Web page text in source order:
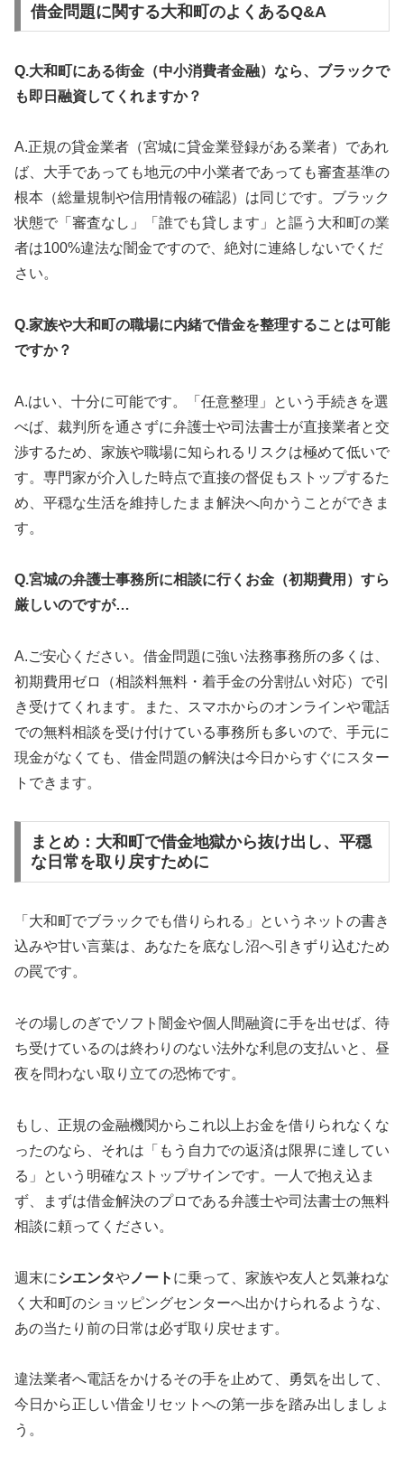
借金問題に関する大和町のよくあるQ&A
Q.大和町にある街金（中小消費者金融）なら、ブラックで
も即日融資してくれますか？
A.正規の貸金業者（宮城に貸金業登録がある業者）であれ
ば、大手であっても地元の中小業者であっても審査基準の
根本（総量規制や信用情報の確認）は同じです。ブラック
状態で「審査なし」「誰でも貸します」と謳う大和町の業
者は100%違法な闇金ですので、絶対に連絡しないでくだ
さい。
Q.家族や大和町の職場に内緒で借金を整理することは可能
ですか？
A.はい、十分に可能です。「任意整理」という手続きを選
べば、裁判所を通さずに弁護士や司法書士が直接業者と交
渉するため、家族や職場に知られるリスクは極めて低いで
す。専門家が介入した時点で直接の督促もストップするた
め、平穏な生活を維持したまま解決へ向かうことができま
す。
Q.宮城の弁護士事務所に相談に行くお金（初期費用）すら
厳しいのですが…
A.ご安心ください。借金問題に強い法務事務所の多くは、
初期費用ゼロ（相談料無料・着手金の分割払い対応）で引
き受けてくれます。また、スマホからのオンラインや電話
での無料相談を受け付けている事務所も多いので、手元に
現金がなくても、借金問題の解決は今日からすぐにスター
トできます。
まとめ：大和町で借金地獄から抜け出し、平穏
な日常を取り戻すために
「大和町でブラックでも借りられる」というネットの書き
込みや甘い言葉は、あなたを底なし沼へ引きずり込むため
の罠です。
その場しのぎでソフト闇金や個人間融資に手を出せば、待
ち受けているのは終わりのない法外な利息の支払いと、昼
夜を問わない取り立ての恐怖です。
もし、正規の金融機関からこれ以上お金を借りられなくな
ったのなら、それは「もう自力での返済は限界に達してい
る」という明確なストップサインです。一人で抱え込ま
ず、まずは借金解決のプロである弁護士や司法書士の無料
相談に頼ってください。
週末にシエンタや ノート に乗って、家族や友人と気兼ねな
く大和町のショッピングセンターへ出かけられるような、
あの当たり前の日常は必ず取り戻せます。
違法業者へ電話をかけるその手を止めて、勇気を出して、
今日から正しい借金リセットへの第一歩を踏み出しましょ
う。